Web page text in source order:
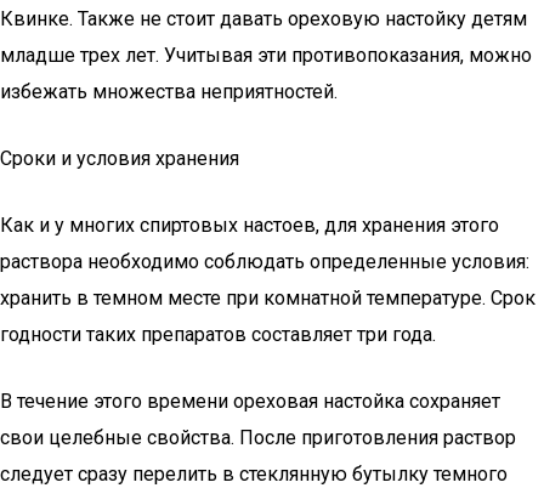
Квинке. Также не стоит давать ореховую настойку детям
младше трех лет. Учитывая эти противопоказания, можно
избежать множества неприятностей.
Сроки и условия хранения
Как и у многих спиртовых настоев, для хранения этого
раствора необходимо соблюдать определенные условия:
хранить в темном месте при комнатной температуре. Срок
годности таких препаратов составляет три года.
В течение этого времени ореховая настойка сохраняет
свои целебные свойства. После приготовления раствор
следует сразу перелить в стеклянную бутылку темного